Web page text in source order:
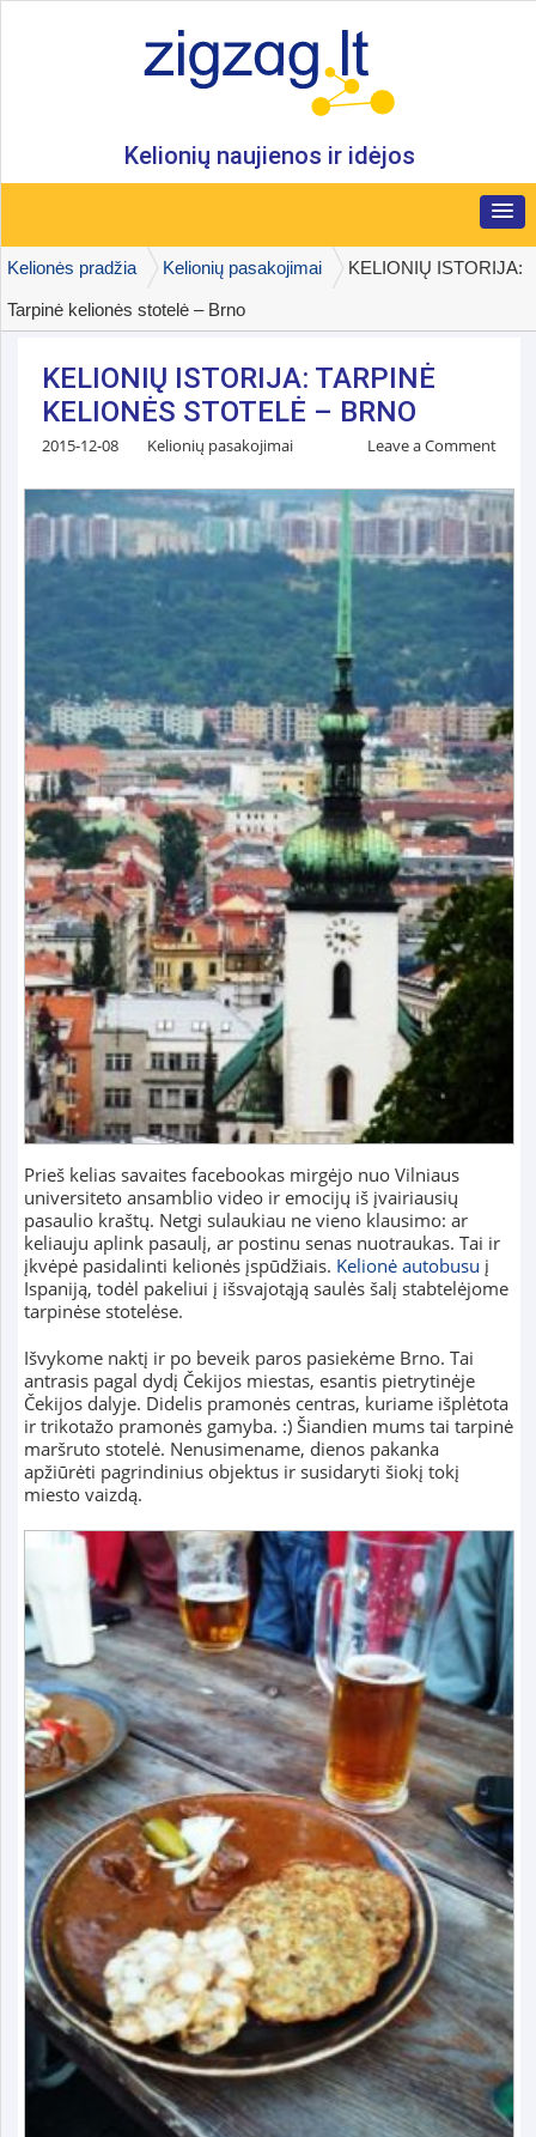
Kelionių naujienos ir idėjos
Kelionės pradžia Kelionių pasakojimai KELIONIŲ ISTORIJA:
Tarpinė kelionės stotelė – Brno
KELIONIŲ ISTORIJA: TARPINĖ
KELIONĖS STOTELĖ – BRNO
2015-12-08 Kelionių pasakojimai Leave a Comment
Prieš kelias savaites facebookas mirgėjo nuo Vilniaus
universiteto ansamblio video ir emocijų iš įvairiausių
pasaulio kraštų. Netgi sulaukiau ne vieno klausimo: ar
keliauju aplink pasaulį, ar postinu senas nuotraukas. Tai ir
įkvėpė pasidalinti kelionės įspūdžiais. Kelionė autobusu į
Ispaniją, todėl pakeliui į išsvajotąją saulės šalį stabtelėjome
tarpinėse stotelėse.
Išvykome naktį ir po beveik paros pasiekėme Brno. Tai
antrasis pagal dydį Čekijos miestas, esantis pietrytinėje
Čekijos dalyje. Didelis pramonės centras, kuriame išplėtota
ir trikotažo pramonės gamyba. :) Šiandien mums tai tarpinė
maršruto stotelė. Nenusimename, dienos pakanka
apžiūrėti pagrindinius objektus ir susidaryti šiokį tokį
miesto vaizdą.